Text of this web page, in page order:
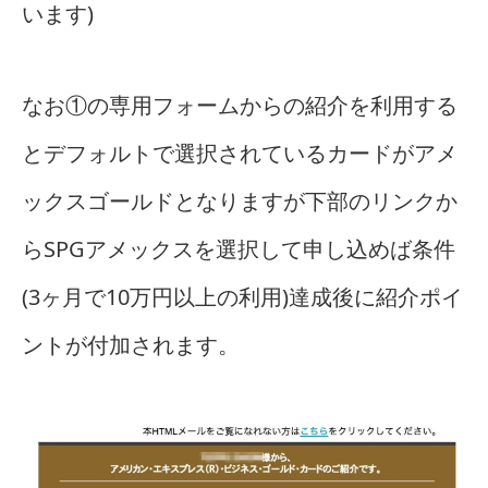
います)
なお①の専用フォームからの紹介を利用する
とデフォルトで選択されているカードがアメ
ックスゴールドとなりますが下部のリンクか
らSPGアメックスを選択して申し込めば条件
(3ヶ月で10万円以上の利用)達成後に紹介ポイ
ントが付加されます。